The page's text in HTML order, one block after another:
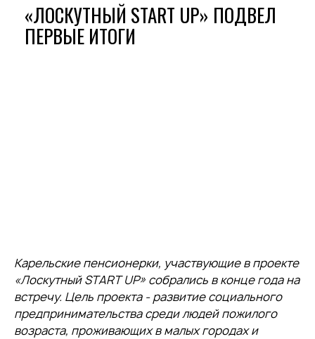
«ЛОСКУТНЫЙ START UP» ПОДВЕЛ
ПЕРВЫЕ ИТОГИ
Карельские пенсионерки, участвующие в проекте
«Лоскутный START UP» собрались в конце года на
встречу. Цель проекта - развитие социального
предпринимательства среди людей пожилого
возраста, проживающих в малых городах и